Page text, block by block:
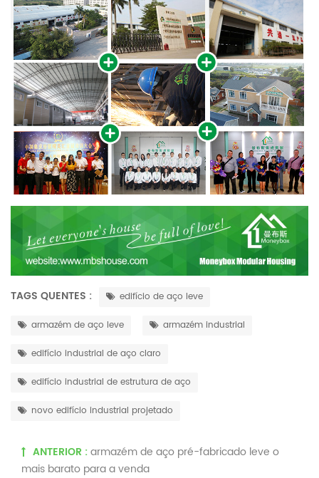
TAGS QUENTES : edifício de aço leve
armazém de aço leve armazém industrial
edifício industrial de aço claro
edifício industrial de estrutura de aço
novo edifício industrial projetado
ANTERIOR :armazém de aço pré-fabricado leve o
mais barato para a venda